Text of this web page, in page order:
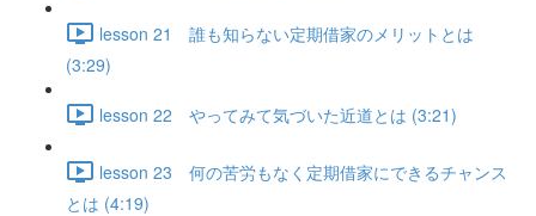
lesson 21 誰も知らない定期借家のメリットとは
(3:29)
lesson 22 やってみて気づいた近道とは (3:21)
lesson 23 何の苦労もなく定期借家にできるチャンス
とは (4:19)